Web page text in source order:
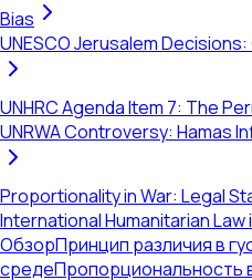
Bias
UNESCO Jerusalem
UNHRC Agenda Item 7: The
UNRWA Controversy: Hamas
Proportionality in War: Legal
International Humanitarian Law
ОбзорПринцип различия в
средеПропорциональность